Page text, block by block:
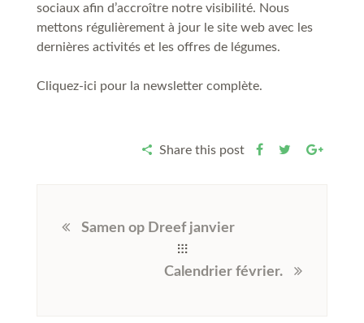
sociaux afin d’accroître notre visibilité. Nous
mettons régulièrement à jour le site web avec les
dernières activités et les offres de légumes.
Cliquez-ici pour la newsletter complète.
Share this post
Samen op Dreef janvier
Calendrier février.